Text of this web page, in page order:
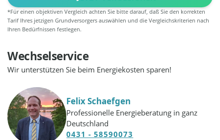
*Für einen objektiven Vergleich achten Sie bitte darauf, daß Sie den korrekten
Tarif Ihres jetzigen Grundversorgers auswählen und die Vergleichskriterien nach
Ihren Bedürfnissen festlegen.
Wechselservice
Wir unterstützen Sie beim Energiekosten sparen!
Felix Schaefgen
Professionelle Energieberatung in ganz
Deutschland
0431 - 58590073